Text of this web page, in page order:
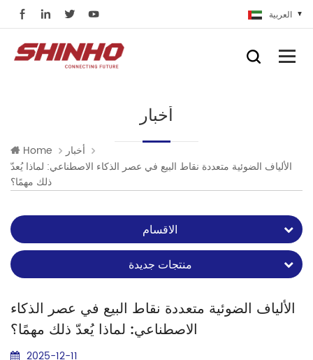
العربية
أخبار
Home
أخبار
الألياف الضوئية متعددة نقاط البيع في عصر الذكاء الاصطناعي: لماذا يُعدّ
ذلك مهمًا؟
الاقسام
منتجات جديدة
الألياف الضوئية متعددة نقاط البيع في عصر الذكاء
الاصطناعي: لماذا يُعدّ ذلك مهمًا؟
2025-12-11